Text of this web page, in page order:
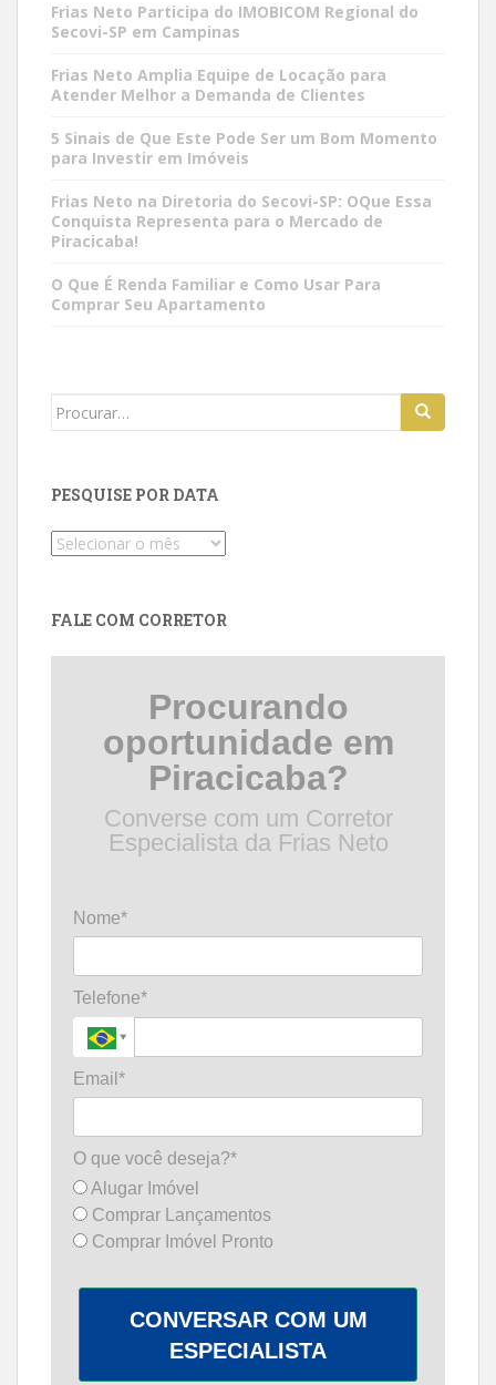
Frias Neto Participa do IMOBICOM Regional do
Secovi-SP em Campinas
Frias Neto Amplia Equipe de Locação para
Atender Melhor a Demanda de Clientes
5 Sinais de Que Este Pode Ser um Bom Momento
para Investir em Imóveis
Frias Neto na Diretoria do Secovi-SP: OQue Essa
Conquista Representa para o Mercado de
Piracicaba!
O Que É Renda Familiar e Como Usar Para
Comprar Seu Apartamento
Search
PESQUISE POR DATA
Pesquise
FALE COM CORRETOR
Procurando
oportunidade em
Piracicaba?
Converse com um Corretor
Especialista da Frias Neto
Nome*
Telefone*
Email*
O que você deseja?*
Alugar Imóvel
Comprar Lançamentos
Comprar Imóvel Pronto
CONVERSAR COM UM
ESPECIALISTA